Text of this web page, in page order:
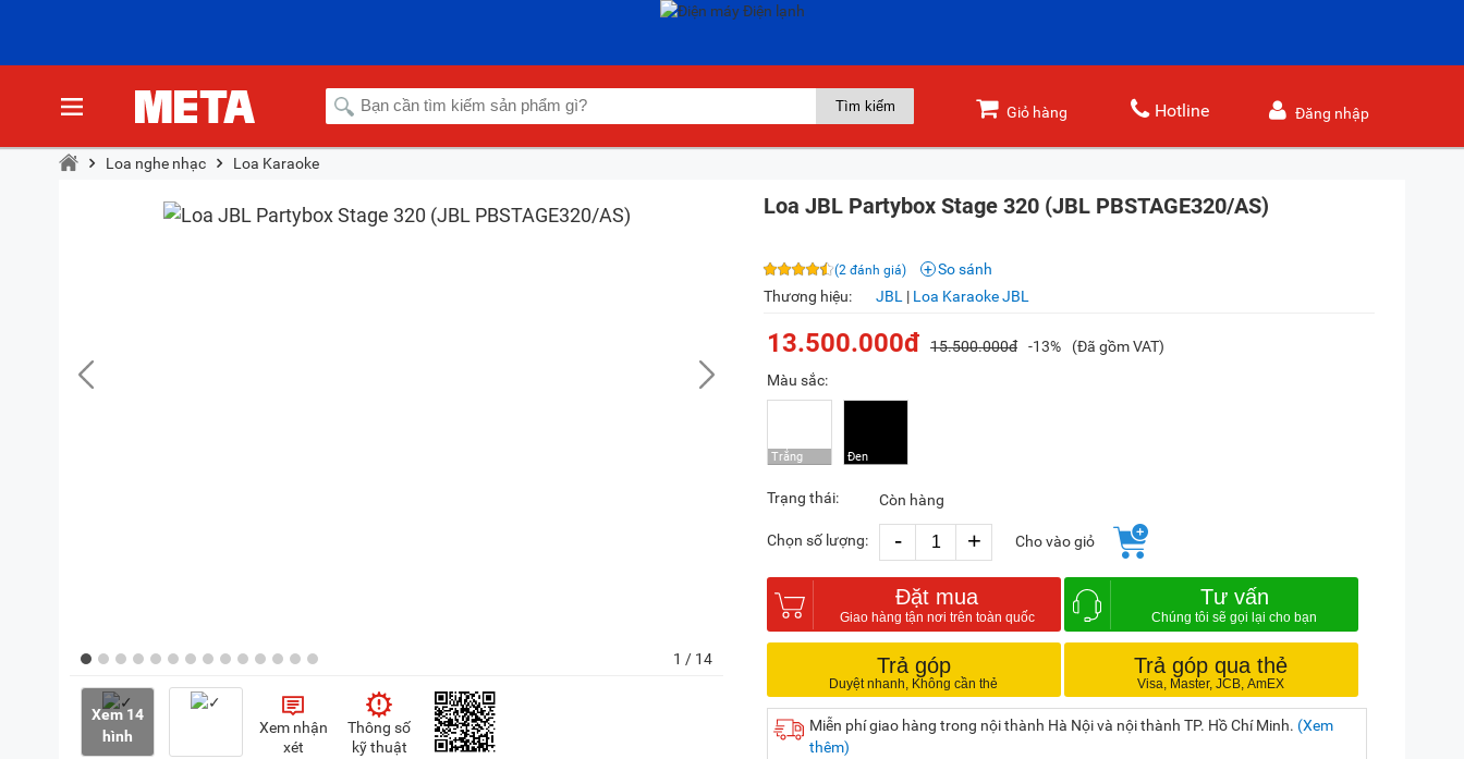
Giỏ hàng Hotline Đăng nhập
Loa nghe nhạc Loa Karaoke
1 / 14
Xem 14
hình
Xem nhận
xét
Thông số
kỹ thuật
Loa JBL Partybox Stage 320 (JBL PBSTAGE320/AS)
(2 đánh giá)
So sánh
Thương hiệu:
JBL | Loa Karaoke JBL
13.500.000đ 15.500.000đ -13%
(Đã gồm VAT)
Màu sắc:
Trạng thái: Còn hàng
Chọn số lượng: - + Cho vào giỏ
Đặt mua Tư vấn
Trả góp Trả góp qua thẻ
Miễn phí giao hàng trong nội thành Hà Nội và nội thành TP. Hồ Chí Minh. (Xem
thêm)